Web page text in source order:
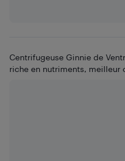
Centrifugeuse Ginnie de
riche en nutriments, meilleur